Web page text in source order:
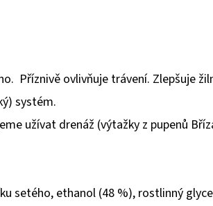
Příznivě ovlivňuje trávení. Zlepšuje
systém.
užívat drenáž (výtažky z pupenů
setého, ethanol (48 %), rostlinný